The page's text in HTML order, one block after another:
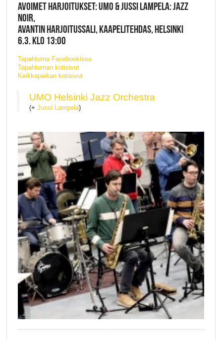
AVOIMET HARJOITUKSET: UMO & JUSSI LAMPELA: JAZZ
NOIR,
AVANTIN HARJOITUSSALI, KAAPELITEHDAS, HELSINKI
6.3. KLO 13:00
Tapahtuma Facebookissa
Tapahtuman kotisivut
Keikkapaikan kotisivut
UMO Helsinki Jazz Orchestra
(+ Jussi Lampela)